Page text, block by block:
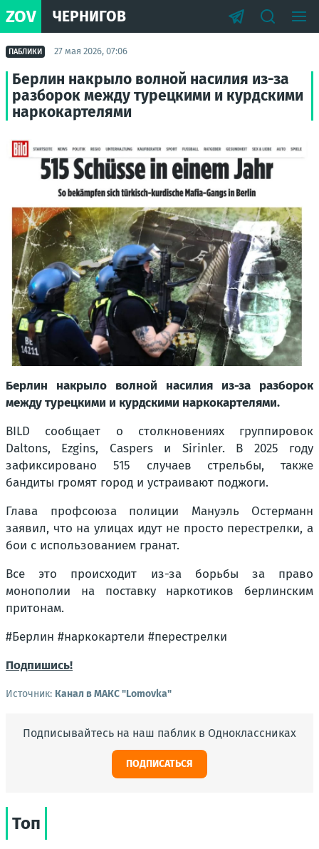
ZOV ЧЕРНИГОВ
ПАБЛИКИ 27 мая 2026, 07:06
Берлин накрыло волной насилия из-за
разборок между турецкими и курдскими
наркокартелями
Берлин накрыло волной насилия из-за разборок
между турецкими и курдскими наркокартелями.
BILD сообщает о столкновениях группировок
Daltons, Ezgins, Caspers и Sirinler. В 2025 году
зафиксировано 515 случаев стрельбы, также
бандиты громят город и устраивают поджоги.
Глава профсоюза полиции Мануэль Остерманн
заявил, что на улицах идут не просто перестрелки, а
бои с использованием гранат.
Все это происходит из-за борьбы за право
монополии на поставку наркотиков берлинским
притонам.
#Берлин #наркокартели #перестрелки
Подпишись!
Источник: Канал в МАКС "Lomovka"
Подписывайтесь на наш паблик в Одноклассниках
ПОДПИСАТЬСЯ
Топ